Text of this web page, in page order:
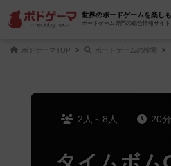
世界のボードゲームを楽しも
ボードゲーム専門の総合情報サイト
ボドゲーマTOP ボードゲームの検索
2人～8人 20